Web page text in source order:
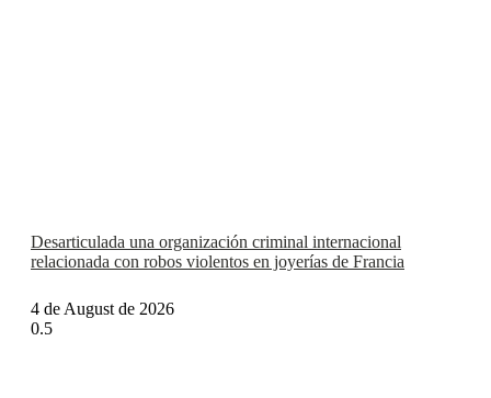
Desarticulada una organización criminal internacional
relacionada con robos violentos en joyerías de Francia
4 de August de 2026